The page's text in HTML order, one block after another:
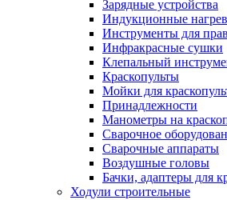
Зарядные устройства
Индукционные
Инструменты для
Инфракрасные сушки
Клепальный
Краскопульты
Мойки для
Принадлежности
Манометры на
Сварочное
Сварочные аппараты
Воздушные головы
Бачки, адаптеры для
Ходули строительные